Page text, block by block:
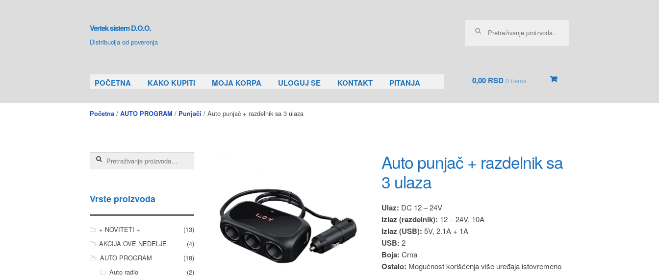
Skip to navigation
Skip to content
Vertek sistem D.O.O.
Distribucija od poverenja
POČETNA KAKO KUPITI MOJA KORPA ULOGUJ SE KONTAKT PITANJA 0,00 RSD0 items
Početna /AUTO PROGRAM / Punjači / Auto punjač + razdelnik sa 3 ulaza
Auto punjač + razdelnik sa
3 ulaza
Ulaz: DC 12 – 24V
Izlaz (razdelnik): 12 – 24V, 10A
Izlaz (USB): 5V, 2.1A + 1A
USB: 2
Boja: Crna
Ostalo: Mogućnost korišćenja više uređaja istovremeno
Pretraga za:
Vrste proizvoda
+ NOVITETI +
(13)
AKCIJA OVE NEDELJE
(4)
AUTO PROGRAM
(18)
Auto radio
(2)